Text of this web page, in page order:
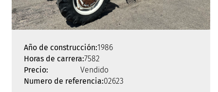
Año de construcción:1986
Horas de carrera:7582
Precio:
Vendido
Numero de referencia:02623